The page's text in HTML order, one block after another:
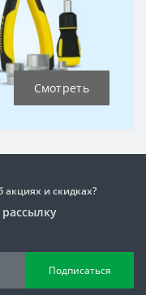
Смотреть
акциях и скидках?
Подписаться